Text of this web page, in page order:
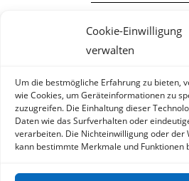
Cookie-Einwilligung
verwalten
Um die bestmögliche Erfahrung zu bieten,
wie Cookies, um Geräteinformationen zu
zuzugreifen. Die Einhaltung dieser
Daten wie das Surfverhalten oder
verarbeiten. Die Nichteinwilligung oder der
kann bestimmte Merkmale und Funktionen
Informacije
Cookie-